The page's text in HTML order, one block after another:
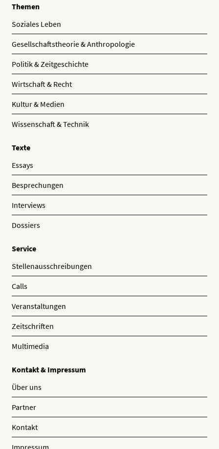
Themen
Soziales Leben
Gesellschaftstheorie & Anthropologie
Politik & Zeitgeschichte
Wirtschaft & Recht
Kultur & Medien
Wissenschaft & Technik
Texte
Essays
Besprechungen
Interviews
Dossiers
Service
Stellenausschreibungen
Calls
Veranstaltungen
Zeitschriften
Multimedia
Kontakt & Impressum
Über uns
Partner
Kontakt
Impressum